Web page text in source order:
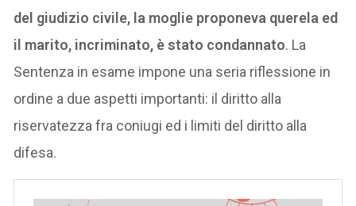
del giudizio civile, la moglie proponeva querela ed
il marito, incriminato, è stato condannato. La
Sentenza in esame impone una seria riflessione in
ordine a due aspetti importanti: il diritto alla
riservatezza fra coniugi ed i limiti del diritto alla
difesa.